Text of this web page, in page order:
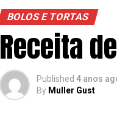
BOLOS E TORTAS
Receita
Published 4 anos
By Muller Gust